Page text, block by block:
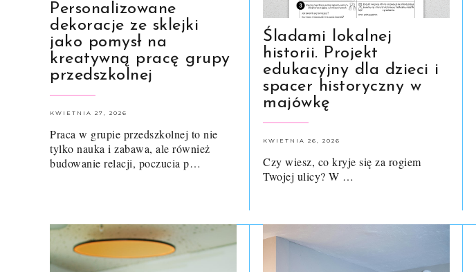
Personalizowane
dekoracje ze sklejki
jako pomysł na
kreatywną pracę grupy
przedszkolnej
KWIETNIA 27, 2026
Praca w grupie przedszkolnej to nie
tylko nauka i zabawa, ale również
budowanie relacji, poczucia p…
Śladami lokalnej
historii. Projekt
edukacyjny dla dzieci i
spacer historyczny w
majówkę
KWIETNIA 26, 2026
Czy wiesz, co kryje się za rogiem
Twojej ulicy? W …